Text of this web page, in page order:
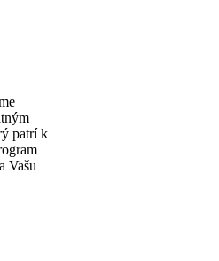
patrí k
Vašu